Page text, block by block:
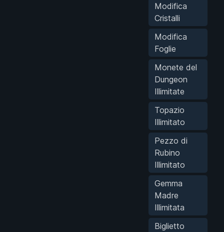
Modifica
Cristalli
Modifica
Foglie
Monete del
Dungeon
Illimitate
Topazio
Illimitato
Pezzo di
Rubino
Illimitato
Gemma
Madre
Illimitata
Biglietto